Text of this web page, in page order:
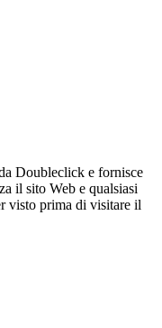
Doubleclick e fornisce
il sito Web e qualsiasi
visto prima di visitare il